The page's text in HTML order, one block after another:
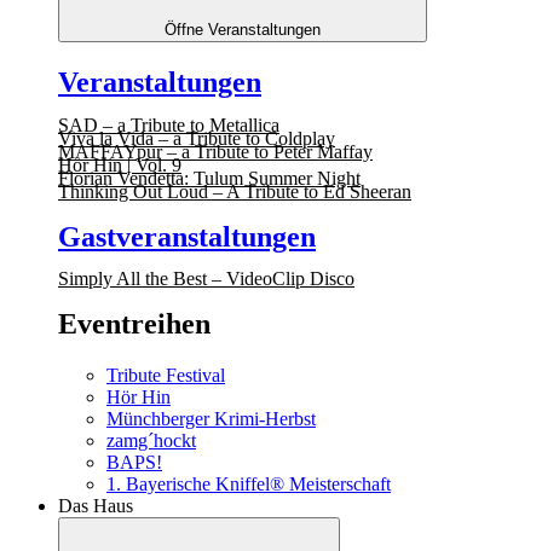
Öffne Veranstaltungen
Veranstaltungen
SAD – a Tribute to Metallica
Viva la Vida – a Tribute to Coldplay
MAFFAYpur – a Tribute to Peter Maffay
Hör Hin | Vol. 9
Florian Vendetta: Tulum Summer Night
Thinking Out Loud – A Tribute to Ed Sheeran
Gastveranstaltungen
Simply All the Best – VideoClip Disco
Eventreihen
Tribute Festival
Hör Hin
Münchberger Krimi-Herbst
zamg´hockt
BAPS!
1. Bayerische Kniffel® Meisterschaft
Das Haus